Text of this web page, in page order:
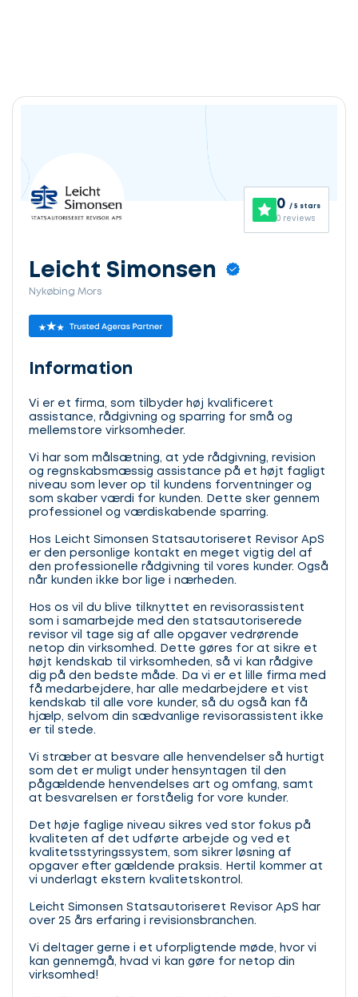
0 / 5 stars
0 reviews
Leicht Simonsen
Nykøbing Mors
Information
Vi er et firma, som tilbyder høj kvalificeret
assistance, rådgivning og sparring for små og
mellemstore virksomheder.
Vi har som målsætning, at yde rådgivning, revision
og regnskabsmæssig assistance på et højt fagligt
niveau som lever op til kundens forventninger og
som skaber værdi for kunden. Dette sker gennem
professionel og værdiskabende sparring.
Hos Leicht Simonsen Statsautoriseret Revisor ApS
er den personlige kontakt en meget vigtig del af
den professionelle rådgivning til vores kunder. Også
når kunden ikke bor lige i nærheden.
Hos os vil du blive tilknyttet en revisorassistent
som i samarbejde med den statsautoriserede
revisor vil tage sig af alle opgaver vedrørende
netop din virksomhed. Dette gøres for at sikre et
højt kendskab til virksomheden, så vi kan rådgive
dig på den bedste måde. Da vi er et lille firma med
få medarbejdere, har alle medarbejdere et vist
kendskab til alle vore kunder, så du også kan få
hjælp, selvom din sædvanlige revisorassistent ikke
er til stede.
Vi stræber at besvare alle henvendelser så hurtigt
som det er muligt under hensyntagen til den
pågældende henvendelses art og omfang, samt
at besvarelsen er forståelig for vore kunder.
Det høje faglige niveau sikres ved stor fokus på
kvaliteten af det udførte arbejde og ved et
kvalitetsstyringssystem, som sikrer løsning af
opgaver efter gældende praksis. Hertil kommer at
vi underlagt ekstern kvalitetskontrol.
Leicht Simonsen Statsautoriseret Revisor ApS har
over 25 års erfaring i revisionsbranchen.
Vi deltager gerne i et uforpligtende møde, hvor vi
kan gennemgå, hvad vi kan gøre for netop din
virksomhed!